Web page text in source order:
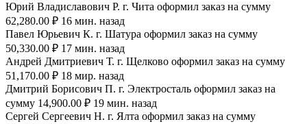
Юрий Владиславович Р. г. Чита оформил заказ на сумму
62,280.00 ₽ 16 мин. назад
Павел Юрьевич К. г. Шатура оформил заказ на сумму
50,330.00 ₽ 17 мин. назад
Андрей Дмитриевич Т. г. Щелково оформил заказ на сумму
51,170.00 ₽ 18 мир. назад
Дмитрий Борисович П. г. Электросталь оформил заказ на
сумму 14,900.00 ₽ 19 мин. назад
Сергей Сергеевич Н. г. Ялта оформил заказ на сумму